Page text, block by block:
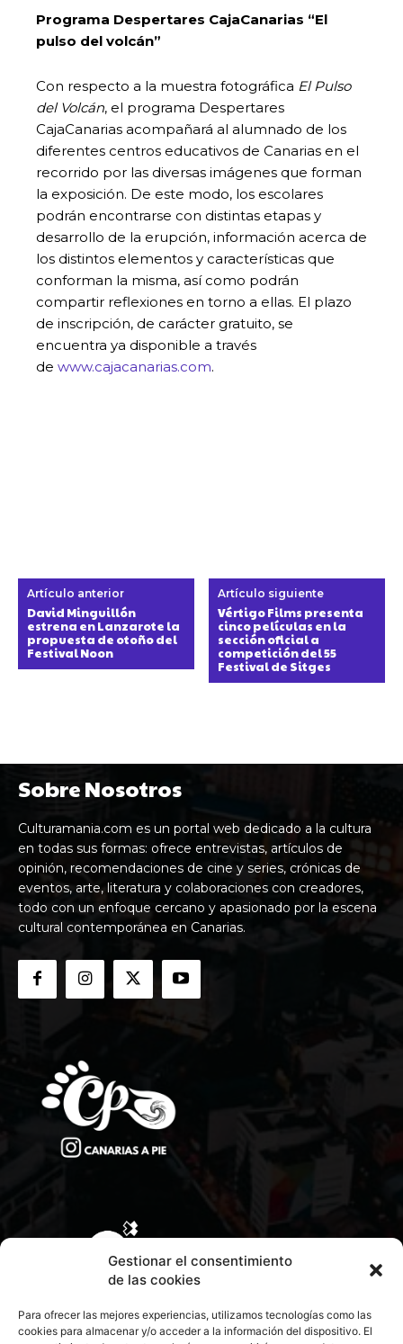
Gestionar el consentimiento
de las cookies
Para ofrecer las mejores experiencias, utilizamos tecnologías como las
cookies para almacenar y/o acceder a la información del dispositivo. El
Programa Despertares CajaCanarias “El
pulso del volcán”
Con respecto a la muestra fotográfica El Pulso
del Volcán, el programa Despertares
CajaCanarias acompañará al alumnado de los
diferentes centros educativos de Canarias en el
recorrido por las diversas imágenes que forman
la exposición. De este modo, los escolares
podrán encontrarse con distintas etapas y
desarrollo de la erupción, información acerca de
los distintos elementos y características que
conforman la misma, así como podrán
compartir reflexiones en torno a ellas. El plazo
de inscripción, de carácter gratuito, se
encuentra ya disponible a través
de www.cajacanarias.com.
Artículo anterior
David Minguillón
estrena en Lanzarote la
propuesta de otoño del
Festival Noon
Artículo siguiente
Vértigo Films presenta
cinco películas en la
sección oficial a
competición del 55
Festival de Sitges
Sobre Nosotros
Culturamania.com es un portal web dedicado a la cultura
en todas sus formas: ofrece entrevistas, artículos de
opinión, recomendaciones de cine y series, crónicas de
eventos, arte, literatura y colaboraciones con creadores,
todo con un enfoque cercano y apasionado por la escena
cultural contemporánea en Canarias.